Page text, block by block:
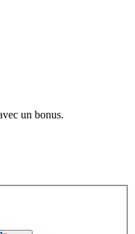
un bonus.